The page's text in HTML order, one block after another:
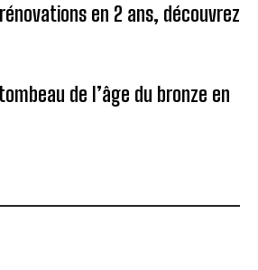
en 2 ans, découvrez
de l’âge du bronze en